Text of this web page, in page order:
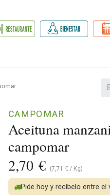
Aceituna
campomar
CAMPOMAR
2,70 € (7,71 € / Kg)
Pide hoy y recíbelo entre el